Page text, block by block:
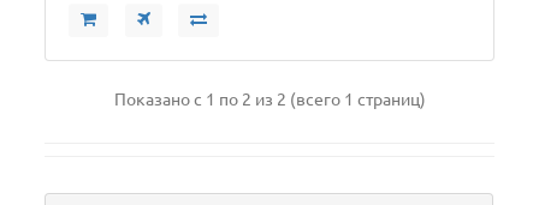
Показано с 1 по 2 из 2 (всего 1 страниц)